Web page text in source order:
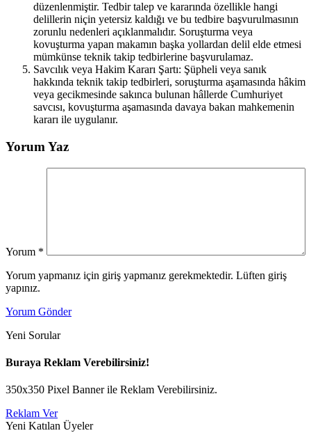
düzenlenmiştir. Tedbir talep ve kararında özellikle hangi
delillerin niçin yetersiz kaldığı ve bu tedbire başvurulmasının
zorunlu nedenleri açıklanmalıdır. Soruşturma veya
kovuşturma yapan makamın başka yollardan delil elde etmesi
mümkünse teknik takip tedbirlerine başvurulamaz.
Savcılık veya Hakim Kararı Şartı: Şüpheli veya sanık
hakkında teknik takip tedbirleri, soruşturma aşamasında hâkim
veya gecikmesinde sakınca bulunan hâllerde Cumhuriyet
savcısı, kovuşturma aşamasında davaya bakan mahkemenin
kararı ile uygulanır.
Yorum Yaz
Yorum *
Yorum yapmanız için giriş yapmanız gerekmektedir. Lüften giriş
yapınız.
Yorum Gönder
Yeni Sorular
Buraya Reklam Verebilirsiniz!
350x350 Pixel Banner ile Reklam Verebilirsiniz.
Reklam Ver
Yeni Katılan Üyeler